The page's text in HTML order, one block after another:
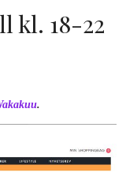
kl. 18-22
.